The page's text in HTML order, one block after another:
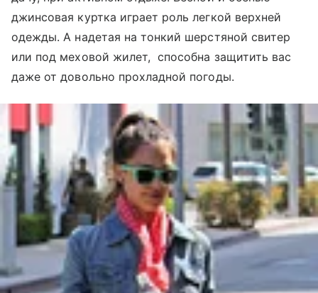
джинсовая куртка играет роль легкой верхней
одежды. А надетая на тонкий шерстяной свитер
или под меховой жилет, способна защитить вас
даже от довольно прохладной погоды.